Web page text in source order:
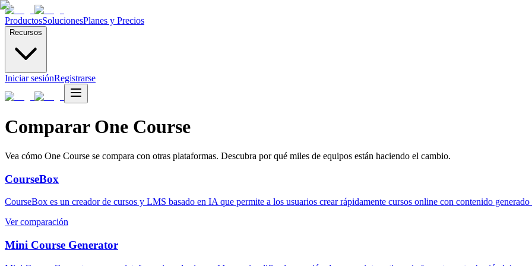
ProductosSolucionesPlanes y Precios
Recursos
Iniciar sesiónRegistrarse
Comparar One Course
Vea cómo One Course se compara con otras plataformas. Descubra por qué miles de equipos están haciendo el cambio.
CourseBox
CourseBox es un creador de cursos y LMS basado en IA que permite a los usuarios crear rápidamente cursos online con contenido
Ver comparación
Mini Course Generator